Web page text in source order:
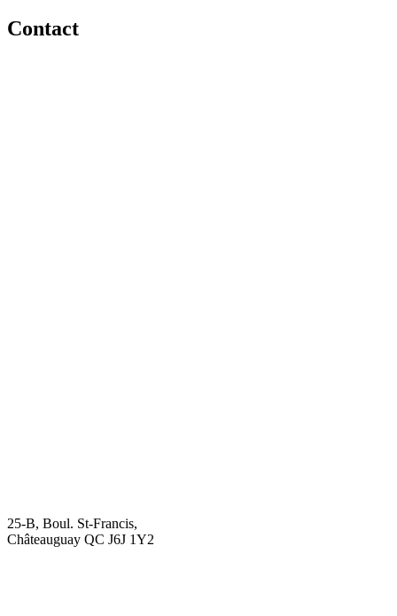
Contact
25-B, Boul. St-Francis,
Châteauguay QC J6J 1Y2